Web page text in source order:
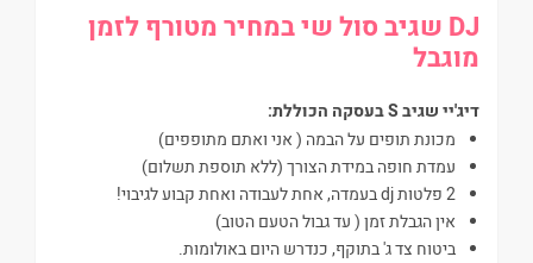
DJ שגיב סול שי במחיר מטורף לזמן
מוגבל
דיג'יי שגיב S בעסקה הכוללת:
מכונת תופים על הבמה ( אני ואתם מתופפים)
⁠2 פלטות dj בעמדה, אחת לעבודה ואחת קבוע לגיבוי!
אין הגבלת זמן ( עד גבול הטעם הטוב)
ביטוח צד ג' בתוקף, כנדרש היום באולומות.